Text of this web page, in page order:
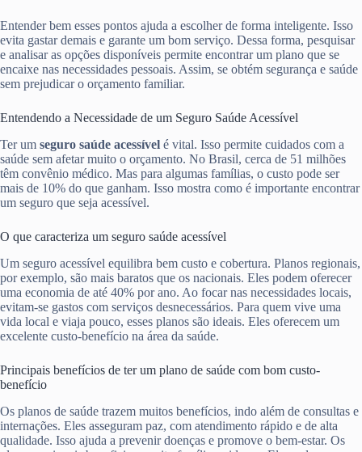
Entender bem esses pontos ajuda a escolher de forma inteligente. Isso
evita gastar demais e garante um bom serviço. Dessa forma, pesquisar
e analisar as opções disponíveis permite encontrar um plano que se
encaixe nas necessidades pessoais. Assim, se obtém segurança e saúde
sem prejudicar o orçamento familiar.
Entendendo a Necessidade de um Seguro Saúde Acessível
Ter um seguro saúde acessível é vital. Isso permite cuidados com a
saúde sem afetar muito o orçamento. No Brasil, cerca de 51 milhões
têm convênio médico. Mas para algumas famílias, o custo pode ser
mais de 10% do que ganham. Isso mostra como é importante encontrar
um seguro que seja acessível.
O que caracteriza um seguro saúde acessível
Um seguro acessível equilibra bem custo e cobertura. Planos regionais,
por exemplo, são mais baratos que os nacionais. Eles podem oferecer
uma economia de até 40% por ano. Ao focar nas necessidades locais,
evitam-se gastos com serviços desnecessários. Para quem vive uma
vida local e viaja pouco, esses planos são ideais. Eles oferecem um
excelente custo-benefício na área da saúde.
Principais benefícios de ter um plano de saúde com bom custo-
benefício
Os planos de saúde trazem muitos benefícios, indo além de consultas e
internações. Eles asseguram paz, com atendimento rápido e de alta
qualidade. Isso ajuda a prevenir doenças e promove o bem-estar. Os